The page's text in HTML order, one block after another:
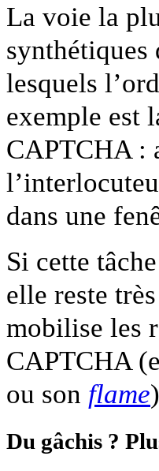
La voie la
synthétiques
lesquels
exemple est
CAPTCHA :
dans une
Si cette
elle reste
mobilise les
CAPTCHA
ou son flame
Du gâchis ?